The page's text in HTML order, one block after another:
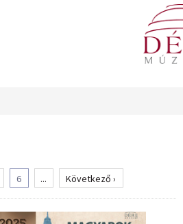
6 ... Következő ›